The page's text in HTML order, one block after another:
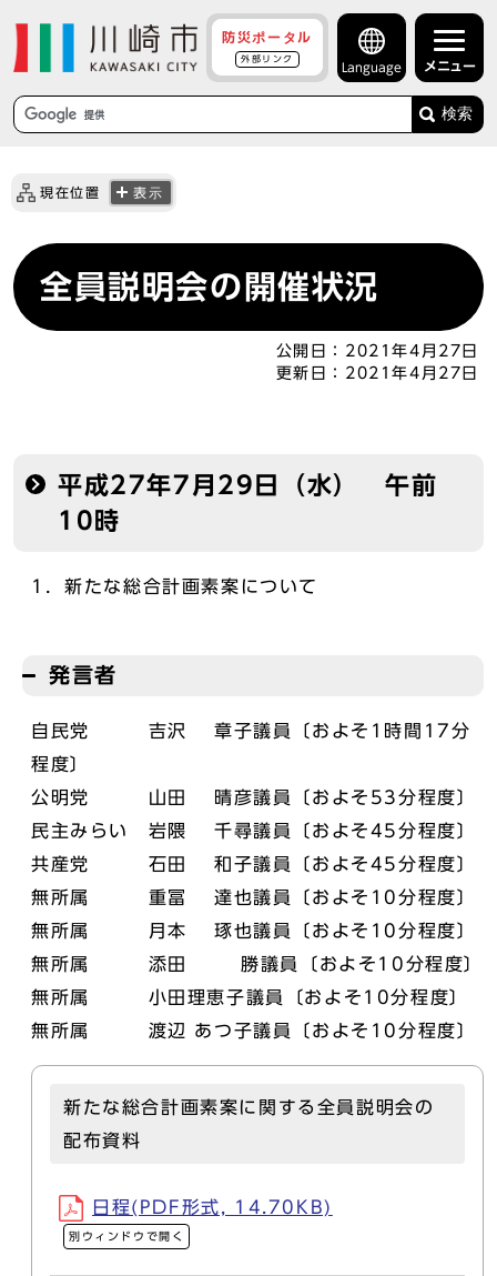
防災ポータル
外部リンク
Language メニュー
検索
現在位置 表示
全員説明会の開催状況
公開日： 2021年4月27日
更新日： 2021年4月27日
平成27年7月29日（水） 午前
10時
1．新たな総合計画素案について
発言者
自民党 吉沢 章子議員〔およそ1時間17分
程度〕
公明党 山田 晴彦議員〔およそ53分程度〕
民主みらい 岩隈 千尋議員〔およそ45分程度〕
共産党 石田 和子議員〔およそ45分程度〕
無所属 重冨 達也議員〔およそ10分程度〕
無所属 月本 琢也議員〔およそ10分程度〕
無所属 添田 勝議員〔およそ10分程度〕
無所属 小田理恵子議員〔およそ10分程度〕
無所属 渡辺 あつ子議員〔およそ10分程度〕
新たな総合計画素案に関する全員説明会の
配布資料
日程(PDF形式, 14.70KB)
別ウィンドウで開く